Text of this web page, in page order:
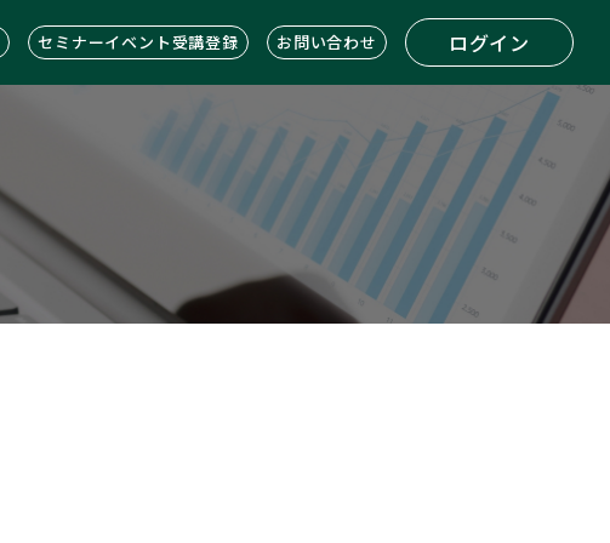
セミナーイベント受講登録 お問い合わせ ログイン